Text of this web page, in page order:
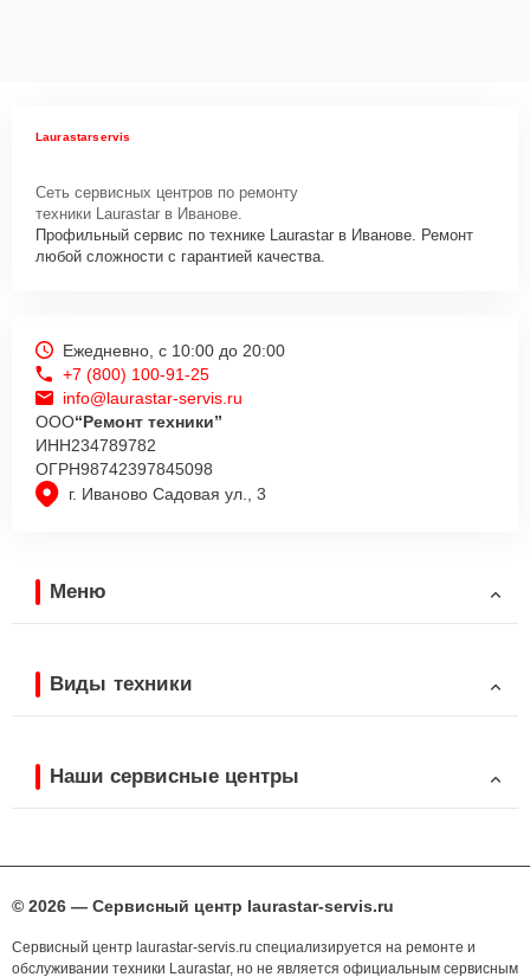
Laurastarservis
Сеть сервисных центров по ремонту
техники Laurastar в Иванове.
Профильный сервис по технике Laurastar в Иванове. Ремонт
любой сложности с гарантией качества.
г. Иваново Садовая ул., 3
Ежедневно, с 10:00 до 20:00
+7 (800) 100-91-25
info@laurastar-servis.ru
ООО“Ремонт техники”
ИНН234789782
ОГРН98742397845098
Меню
Виды техники
Наши сервисные центры
© 2026 — Сервисный центр laurastar-servis.ru
Сервисный центр laurastar-servis.ru специализируется на ремонте и
обслуживании техники Laurastar, но не является официальным сервисным